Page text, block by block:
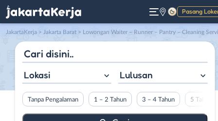
Pasang
Gelap
JakartaKerja > Jakarta Barat > Lowongan Waiter – Runner – Pantry – Cleaning Service di Layar Seafood Jakarta
Lokasi Lulusan
Tanpa Pengalaman 1 – 2 Tahun 3 – 4 Tahun 5 Tahun